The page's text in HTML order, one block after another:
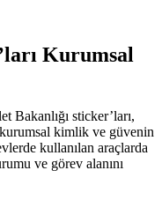
Kurumsal
Bakanlığı sticker’ları,
kimlik ve güvenin
kullanılan araçlarda
ve görev alanını